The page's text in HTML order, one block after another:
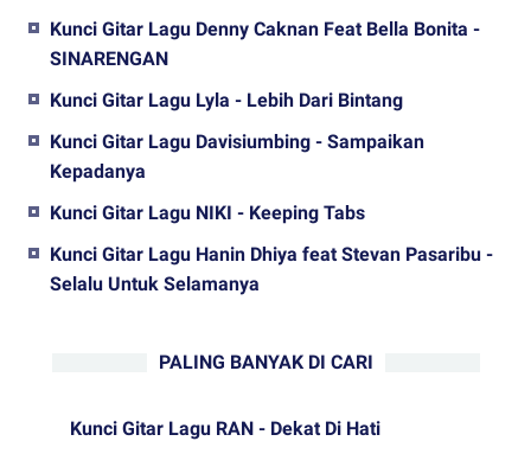
Kunci Gitar Lagu Denny Caknan Feat Bella Bonita -
SINARENGAN
Kunci Gitar Lagu Lyla - Lebih Dari Bintang
Kunci Gitar Lagu Davisiumbing - Sampaikan
Kepadanya
Kunci Gitar Lagu NIKI - Keeping Tabs
Kunci Gitar Lagu Hanin Dhiya feat Stevan Pasaribu -
Selalu Untuk Selamanya
PALING BANYAK DI CARI
Kunci Gitar Lagu RAN - Dekat Di Hati